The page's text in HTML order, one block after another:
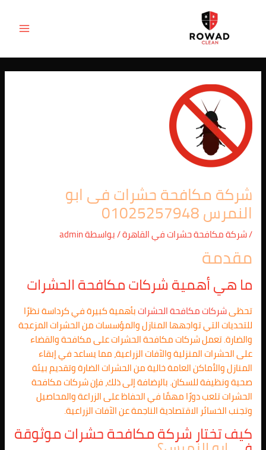
شركة مكافحة حشرات فى ابو
النمرس 01025257948
/شركة مكافحة حشرات في القاهرة/ بواسطةadmin
مقدمة
ما هي أهمية شركات مكافحة الحشرات
تحظىشركات مكافحة الحشراتبأهمية كبيرة في كرداسة نظرًا
للتحديات التي تواجهها المنازل والمؤسسات من الحشرات المزعجة
والضارة. تعمل شركات مكافحة الحشرات على مكافحة والقضاء
على الحشرات المنزلية والآفات الزراعية، مما يساعد في إبقاء
المنازل والأماكن العامة خالية من الحشرات الضارة وتقديم بيئة
صحية ونظيفة للسكان. بالإضافة إلى ذلك، فإن شركات مكافحة
الحشرات تلعب دورًا مهمًا في الحفاظ على الزراعة والمحاصيل
وتجنب الخسائر الاقتصادية الناجمة عن الآفات الزراعية.
كيف تختار شركة مكافحة حشرات موثوقة